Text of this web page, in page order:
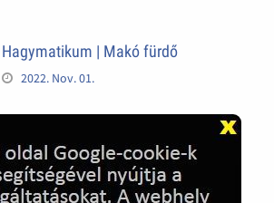
Hagymatikum | Makó fürdő
2022. Nov. 01.
Sándorfalva, Nádastó
2022. Nov. 01.